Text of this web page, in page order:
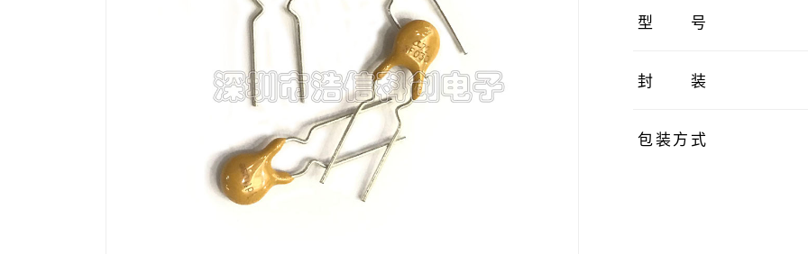
型号
封装
包装方式